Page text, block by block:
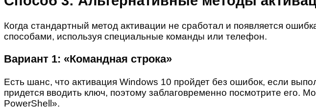
Когда стандартный метод активации не сработал и появляется
способами, используя специальные команды или телефон.
Вариант 1: «Командная строка»
Есть шанс, что активация Windows 10 пройдет без ошибок, если
придется вводить ключ, поэтому заблаговременно посмотрите его.
PowerShell».